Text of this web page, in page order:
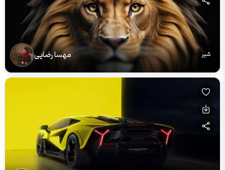
شیر مهسا رضایی